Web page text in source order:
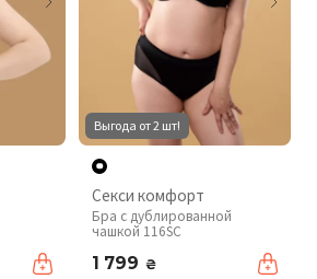
Выгода от 2 шт!
Секси комфорт
Бра с дублированной
чашкой 116SC
1 799 ₴